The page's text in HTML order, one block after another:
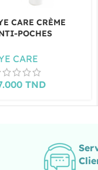
CARE CRÈME
POCHES
CARE
TND